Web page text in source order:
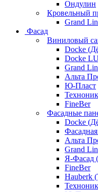
Ондулин
Кровельный
Grand
Фасад
Виниловый
Docke
Docke
Grand
Альта
Ю-Пласт
FineBer
Фасадные
Docke
Альта
Grand
Я-Фасад
FineBer
Hauberk